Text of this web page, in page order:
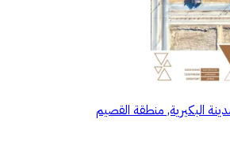
البكيرية, منطقة القصيم